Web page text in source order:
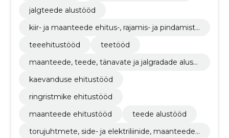
jalgteede alustööd
kiir- ja maanteede ehitus-, rajamis- ja pindamistö
teeehitustööd
teetööd
maanteede, teede, tänavate ja jalgradade alust
kaevanduse ehitustööd
ringristmike ehitustööd
maanteede ehitustööd
teede alustööd
torujuhtmete, side- ja elektriliinide, maanteede,